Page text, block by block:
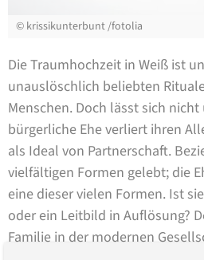
© krissikunterbunt /fotolia
Die Traumhochzeit in Weiß ist
unauslöschlich beliebten
Menschen. Doch lässt sich
bürgerliche Ehe verliert ihren
als Ideal von Partnerschaft.
vielfältigen Formen gelebt; die
eine dieser vielen Formen. Ist
oder ein Leitbild in Auflösung?
Familie in der modernen